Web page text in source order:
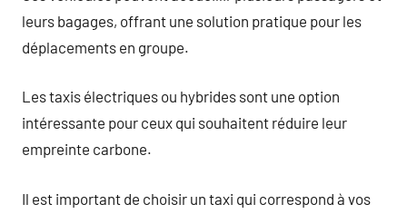
leurs bagages, offrant une solution pratique pour les
déplacements en groupe.
Les taxis électriques ou hybrides sont une option
intéressante pour ceux qui souhaitent réduire leur
empreinte carbone.
Il est important de choisir un taxi qui correspond à vos